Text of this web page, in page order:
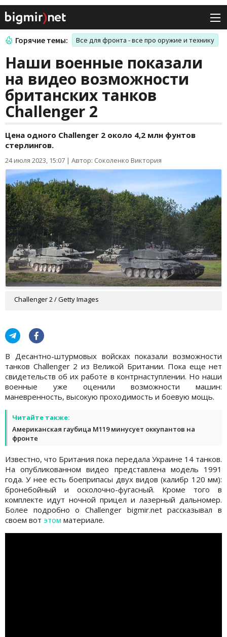
Горячие темы: Все для фронта - все про оружие и технику
Наши военные показали
на видео возможности
британских танков
Challenger 2
Цена одного Challenger 2 около 4,2 млн фунтов
стерлингов.
24 июля 2023, 15:07 | Автор: Соколенко Виктория
Challenger 2 / Getty Images
В Десантно-штурмовых войсках показали возможности
танков Challenger 2 из Великой Британии. Пока еще нет
свидетельств об их работе в контрнаступлении. Но наши
военные уже оценили возможности машин:
маневренность, высокую проходимость и боевую мощь.
Читайте также:
Американская гаубица M119 минусует оккупантов на
фронте
Известно, что Британия пока передала Украине 14 танков.
На опубликованном видео представлена модель 1991
года. У нее есть боеприпасы двух видов (калибр 120 мм):
бронебойный и осколочно-фугасный. Кроме того в
комплекте идут ночной прицел и лазерный дальномер.
Более подробно о Challenger bigmir.net рассказывал в
своем вот этом материале.